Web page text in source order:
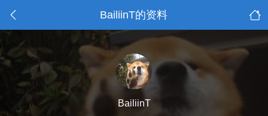
BailiinT的资料
BailiinT